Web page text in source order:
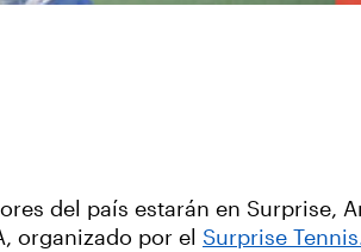
del país estarán en Surprise,
organizado por el Surprise